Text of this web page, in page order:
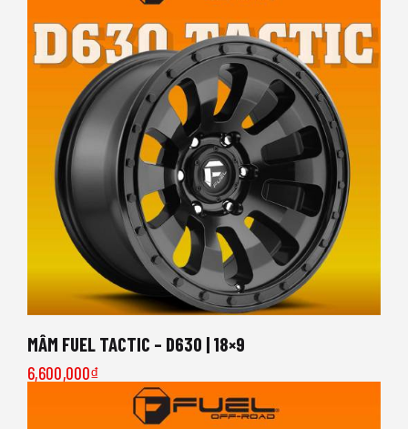
MÂM FUEL TACTIC – D630 | 18×9
6,600,000₫